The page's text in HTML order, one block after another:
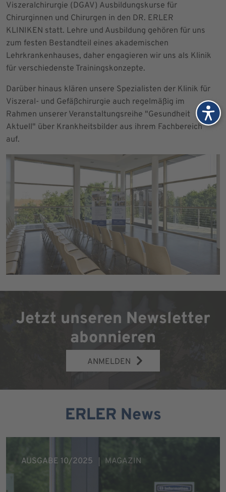
Viszeralchirurgie (DGAV) Ausbildungskurse für
Chirurginnen und Chirurgen in den DR. ERLER
KLINIKEN statt. Lehre und Ausbildung gehören für uns
zum festen Bestandteil eines akademischen
Lehrkrankenhauses, daher engagieren wir uns als Klinik
für verschiedenste Trainingskonzepte.
Darüber hinaus klären unsere Spezialisten der Klinik für
Viszeral- und Gefäßchirurgie auch regelmäßig im
Rahmen unserer Veranstaltungsreihe "Gesundheit
Aktuell" über Krankheitsbilder aus ihrem Fachbereich
auf.
Jetzt unseren Newsletter
abonnieren
ANMELDEN
ERLER News
AUSGABE 10/2025 MAGAZIN